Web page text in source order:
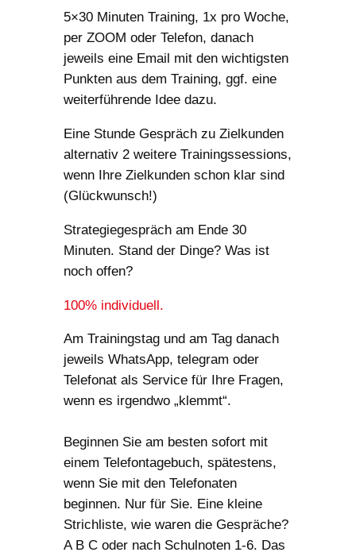
5×30 Minuten Training, 1x pro Woche,
per ZOOM oder Telefon, danach
jeweils eine Email mit den wichtigsten
Punkten aus dem Training, ggf. eine
weiterführende Idee dazu.
Eine Stunde Gespräch zu Zielkunden
alternativ 2 weitere Trainingssessions,
wenn Ihre Zielkunden schon klar sind
(Glückwunsch!)
Strategiegespräch am Ende 30
Minuten. Stand der Dinge? Was ist
noch offen?
100% individuell.
Am Trainingstag und am Tag danach
jeweils WhatsApp, telegram oder
Telefonat als Service für Ihre Fragen,
wenn es irgendwo „klemmt“.
Beginnen Sie am besten sofort mit
einem Telefontagebuch, spätestens,
wenn Sie mit den Telefonaten
beginnen. Nur für Sie. Eine kleine
Strichliste, wie waren die Gespräche?
A B C oder nach Schulnoten 1-6. Das